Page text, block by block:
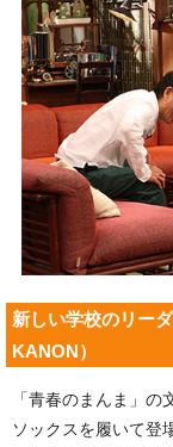
新しい学校のリー
KANON）
「青春のまんま」
ソックスを履いて登